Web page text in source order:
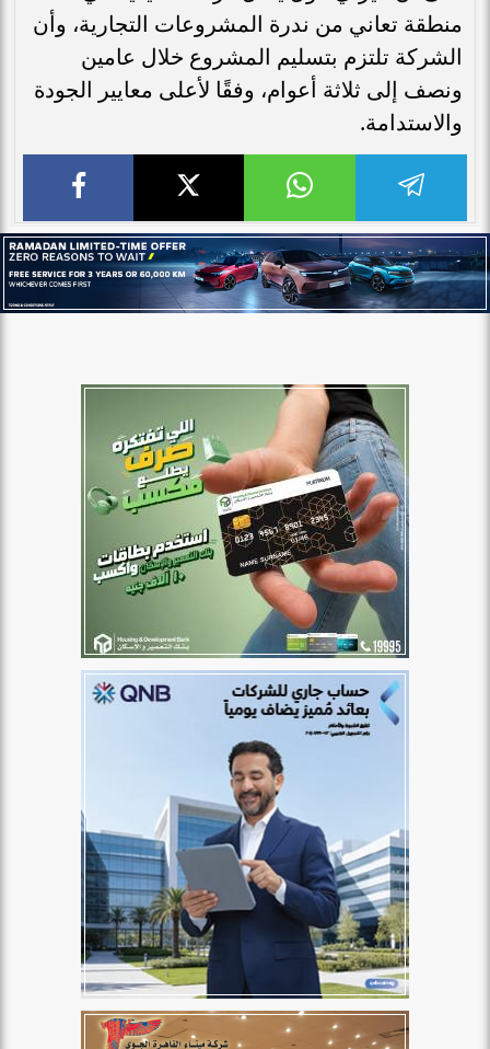
منطقة تعاني من ندرة المشروعات التجارية، وأن
الشركة تلتزم بتسليم المشروع خلال عامين
ونصف إلى ثلاثة أعوام، وفقًا لأعلى معايير الجودة
والاستدامة.